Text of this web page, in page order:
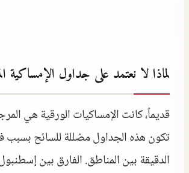
لماذا لا نعتمد على جداول الإمساكية
قديماً، كانت الإمساكيات الورقية هي
تكون هذه الجداول مضللة للسائح بسبب
الدقيقة بين المناطق. الفارق بين